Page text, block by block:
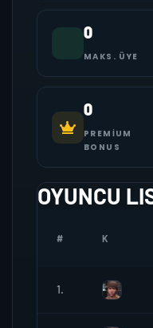
0
MAKS. ÜYE
0
PREMIUM
BONUS
OYUNCU
# K
1.